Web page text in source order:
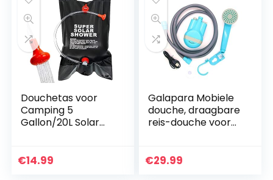
Douchetas voor
Camping 5
Gallon/20L Solar
schakelaar Slang
€14.99
Galapara Mobiele
douche, draagbare
reis-douche voor
voor het zwembad,
€29.99